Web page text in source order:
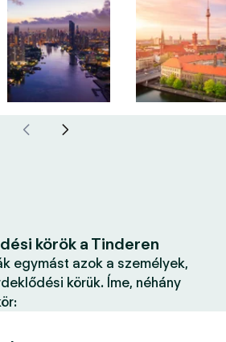
körök a Tinderen
egymást azok a személyek,
körük. Íme, néhány